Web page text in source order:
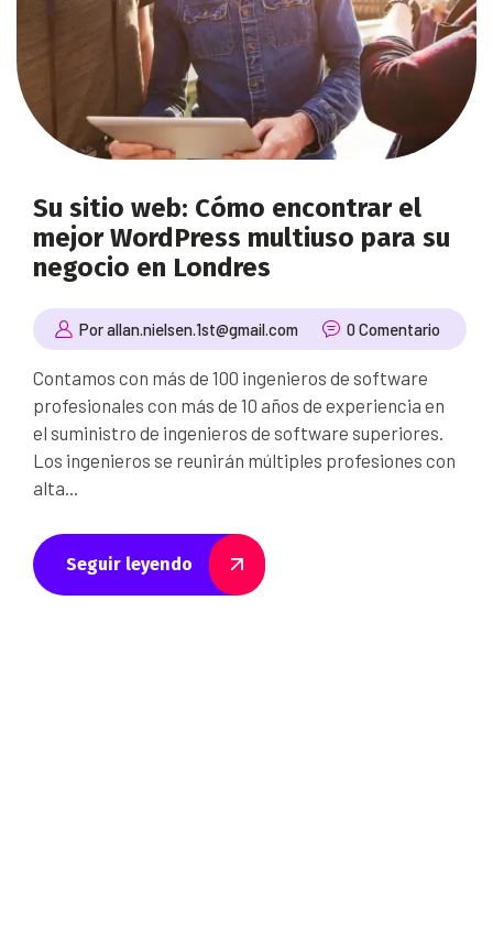
Su sitio web: Cómo encontrar el
mejor WordPress multiuso para su
negocio en Londres
Por allan.nielsen.1st@gmail.com 0 Comentario
Contamos con más de 100 ingenieros de software
profesionales con más de 10 años de experiencia en
el suministro de ingenieros de software superiores.
Los ingenieros se reunirán múltiples profesiones con
alta...
Seguir leyendo